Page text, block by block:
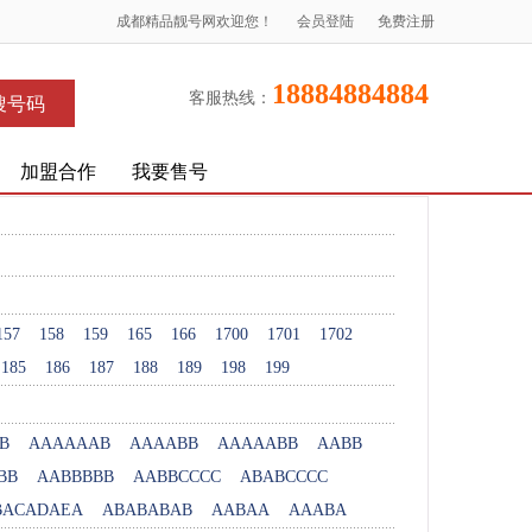
成都精品靓号网欢迎您！ 会员登陆 免费注册
号码 客服热线： 18884884884
加盟合作 我要售号
158 159 165 166 1700 1701
1702
185
186 187 188 189 198 199
AAAAAAB AAAABB AAAAABB
AABB
AABBBBB AABBCCCC
ABABCCCC
ABABABAB AABAA AAABA